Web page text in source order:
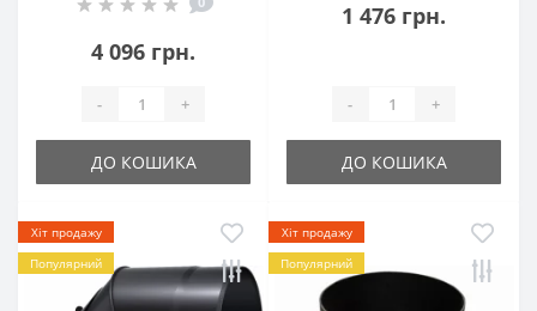
4 096 грн.
- +
ДО КОШИКА
1 476 грн.
- +
ДО КОШИКА
Хіт продажу
Популярний
Хіт продажу
Популярний